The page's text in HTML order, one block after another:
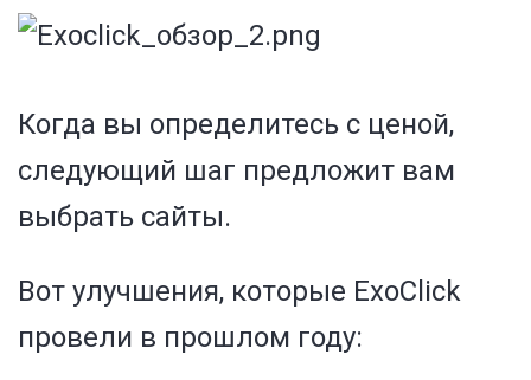
Когда вы определитесь с ценой,
следующий шаг предложит вам
выбрать сайты.
Вот улучшения, которые ExoClick
провели в прошлом году: